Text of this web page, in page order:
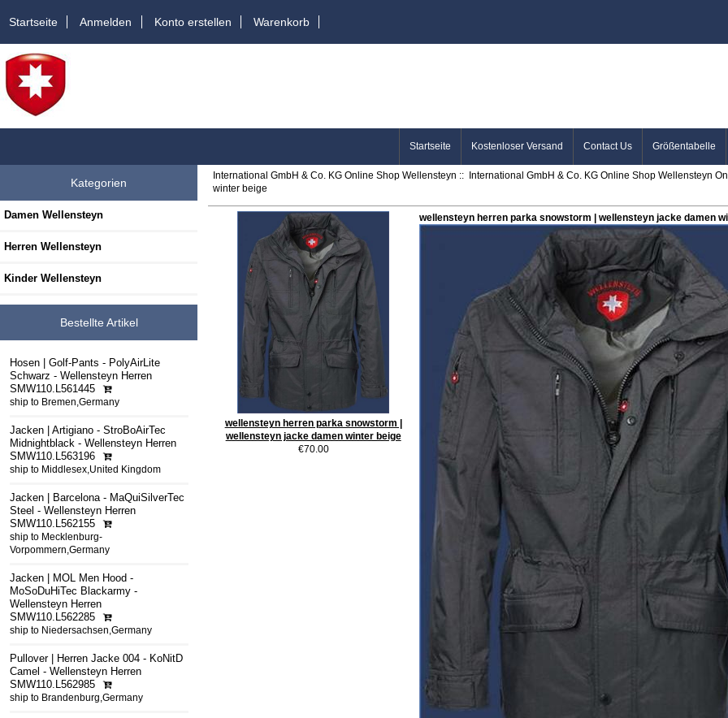
Startseite Anmelden Konto erstellen Warenkorb
Startseite Kostenloser Versand Contact Us Größentabelle
Kategorien
Damen Wellensteyn
Herren Wellensteyn
Kinder Wellensteyn
Bestellte Artikel
Hosen | Golf-Pants - PolyAirLite
Schwarz - Wellensteyn Herren
SMW110.L561445
ship to Bremen,Germany
Jacken | Artigiano - StroBoAirTec
Midnightblack - Wellensteyn Herren
SMW110.L563196
ship to Middlesex,United Kingdom
Jacken | Barcelona - MaQuiSilverTec
Steel - Wellensteyn Herren
SMW110.L562155
ship to Mecklenburg-
Vorpommern,Germany
Jacken | MOL Men Hood -
MoSoDuHiTec Blackarmy -
Wellensteyn Herren
SMW110.L562285
ship to Niedersachsen,Germany
Pullover | Herren Jacke 004 - KoNitD
Camel - Wellensteyn Herren
SMW110.L562985
ship to Brandenburg,Germany
International GmbH & Co. KG Online Shop Wellensteyn :: International GmbH & Co. KG Online Shop Wellensteyn
winter beige
wellensteyn herren parka snowstorm |
wellensteyn jacke damen winter beige
€70.00
wellensteyn herren parka snowstorm | wellensteyn jacke damen